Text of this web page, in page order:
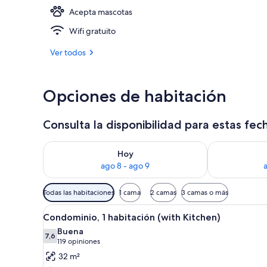
Acepta mascotas
Wifi gratuito
Ver todos
Opciones de habitación
Consulta la disponibilidad para estas
Hoy
ago 8 - ago 9
Consulta la disponibilidad para hoy ago 8 - ago 9
Consulta la
Filtros
disponibles
para
las
habitaciones
Todas las habitaciones 1 cama 2 camas 3 camas o más
Ver
todas
las
fotos
Una cama bien hecha con
7
Condominio, 1 habitación (with Kitchen)
7,67,6 de 10
Buena
119 opiniones
(119
opiniones)
32 m²